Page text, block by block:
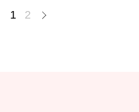
1 2